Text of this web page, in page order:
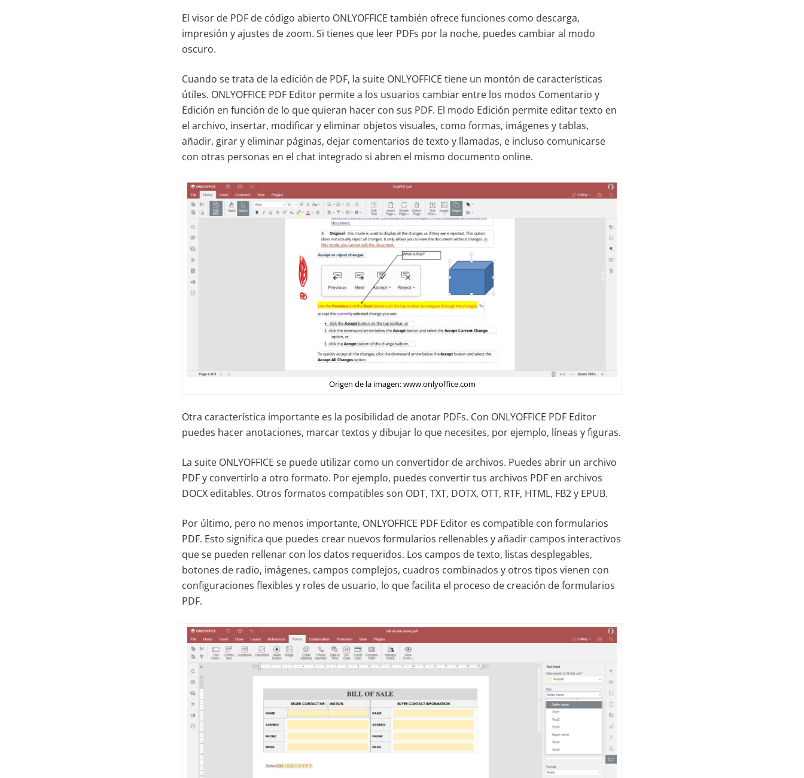
El visor de PDF de código abierto ONLYOFFICE también ofrece funciones como descarga,
impresión y ajustes de zoom. Si tienes que leer PDFs por la noche, puedes cambiar al modo
oscuro.
Cuando se trata de la edición de PDF, la suite ONLYOFFICE tiene un montón de características
útiles. ONLYOFFICE PDF Editor permite a los usuarios cambiar entre los modos Comentario y
Edición en función de lo que quieran hacer con sus PDF. El modo Edición permite editar texto en
el archivo, insertar, modificar y eliminar objetos visuales, como formas, imágenes y tablas,
añadir, girar y eliminar páginas, dejar comentarios de texto y llamadas, e incluso comunicarse
con otras personas en el chat integrado si abren el mismo documento online.
Origen de la imagen: www.onlyoffice.com
Otra característica importante es la posibilidad de anotar PDFs. Con ONLYOFFICE PDF Editor
puedes hacer anotaciones, marcar textos y dibujar lo que necesites, por ejemplo, líneas y figuras.
La suite ONLYOFFICE se puede utilizar como un convertidor de archivos. Puedes abrir un archivo
PDF y convertirlo a otro formato. Por ejemplo, puedes convertir tus archivos PDF en archivos
DOCX editables. Otros formatos compatibles son ODT, TXT, DOTX, OTT, RTF, HTML, FB2 y EPUB.
Por último, pero no menos importante, ONLYOFFICE PDF Editor es compatible con formularios
PDF. Esto significa que puedes crear nuevos formularios rellenables y añadir campos interactivos
que se pueden rellenar con los datos requeridos. Los campos de texto, listas desplegables,
botones de radio, imágenes, campos complejos, cuadros combinados y otros tipos vienen con
configuraciones flexibles y roles de usuario, lo que facilita el proceso de creación de formularios
PDF.